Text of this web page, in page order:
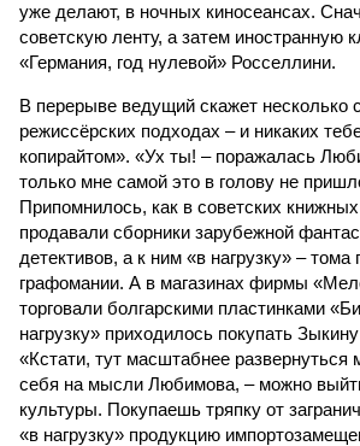
уже делают, в ночных киносеансах.
советскую ленту, а затем иностранную
«Германия, год нулевой» Росселлини.
В перерыве ведущий скажет несколько
режиссёрских подходах – и никаких
копирайтом». «Ух ты! – поражалась
только мне самой это в голову не
Припомнилось, как в советских книжных
продавали сборники зарубежной
детективов, а к ним «в нагрузку» – тома
графомании. А в магазинах фирмы
торговали болгарскими пластинками
нагрузку» приходилось покупать
«Кстати, тут масштабнее
себя на мысли Любимова, – можно
культуры. Покупаешь тряпку от
«в нагрузку» продукцию